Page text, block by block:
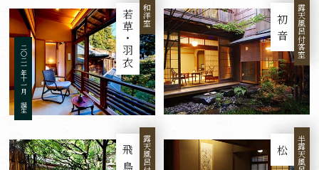
二〇二一年十一月 誕生
若草・羽衣 和洋室 初音 露天風呂付客室
飛鳥 松